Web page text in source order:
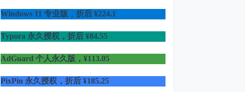
Windows 11 专业版，折后 ¥224.1
Typora 永久授权，折后 ¥84.55
AdGuard 个人永久版，¥113.05
PixPin 永久授权，折后 ¥185.25